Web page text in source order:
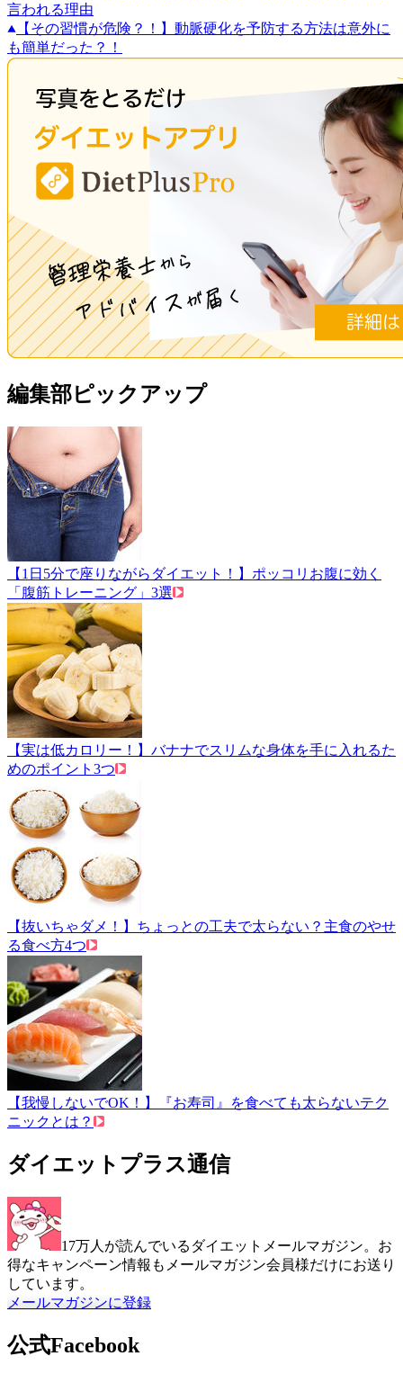
言われる理由
【その習慣が危険？！】動脈硬化を予防する方法は意外に
も簡単だった？！
編集部ピックアップ
【1日5分で座りながらダイエット！】ポッコリお腹に効く
「腹筋トレーニング」3選
【実は低カロリー！】バナナでスリムな身体を手に入れるた
めのポイント3つ
【抜いちゃダメ！】ちょっとの工夫で太らない？主食のやせ
る食べ方4つ
【我慢しないでOK！】『お寿司』を食べても太らないテク
ニックとは？
ダイエットプラス通信
17万人が読んでいるダイエットメールマガジン。お
得なキャンペーン情報もメールマガジン会員様だけにお送り
しています。
メールマガジンに登録
公式Facebook